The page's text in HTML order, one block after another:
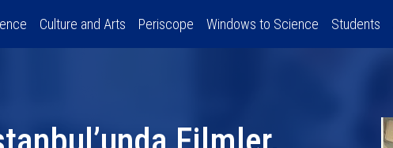
Culture and Arts Periscope Windows to Science Students